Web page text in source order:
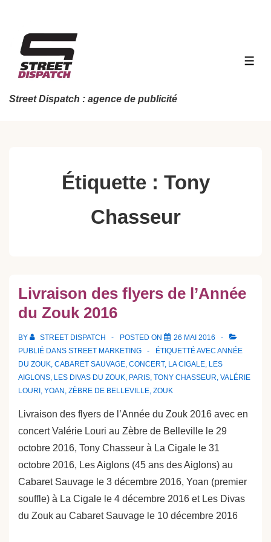
contenu
principal
Street Dispatch : agence de publicité
Étiquette : Tony
Chasseur
Livraison des flyers de l’Année
du Zouk 2016
BY STREET DISPATCH POSTED ON
26 MAI 2016
PUBLIÉ DANS STREET MARKETING ÉTIQUETTÉ AVEC ANNÉE
DU ZOUK, CABARET SAUVAGE, CONCERT, LA CIGALE, LES
AIGLONS, LES DIVAS DU ZOUK, PARIS, TONY CHASSEUR, VALÉRIE
LOURI , YOAN , ZÈBRE DE BELLEVILLE, ZOUK
Livraison des flyers de l’Année du Zouk 2016 avec en
concert Valérie Louri au Zèbre de Belleville le 29
octobre 2016, Tony Chasseur à La Cigale le 31
octobre 2016, Les Aiglons (45 ans des Aiglons) au
Cabaret Sauvage le 3 décembre 2016, Yoan (premier
souffle) à La Cigale le 4 décembre 2016 et Les Divas
du Zouk au Cabaret Sauvage le 10 décembre 2016